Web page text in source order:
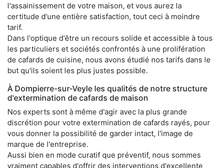
l'assainissement de votre maison, et vous aurez la
certitude d'une entière satisfaction, tout ceci à moindre
tarif.
Dans l'optique d'être un recours solide et accessible à tous
les particuliers et sociétés confrontés à une prolifération
de cafards de cuisine, nous avons étudié nos tarifs dans le
but qu'ils soient les plus justes possible.
À Dompierre-sur-Veyle les qualités de notre structure
d'extermination de cafards de maison
Nos experts sont à même d'agir avec la plus grande
discrétion pour votre extermination de cafards rayés, pour
vous donner la possibilité de garder intact, l'image de
marque de l'entreprise.
Aussi bien en mode curatif que préventif, nous sommes
vraiment capables d'offrir des interventions d'excellente